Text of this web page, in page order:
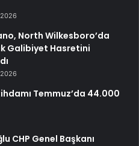
North Wilkesboro’da
Galibiyet Hasretini
Temmuz’da 44.000
CHP Genel Başkanı